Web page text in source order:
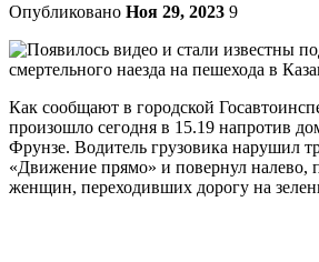
Опубликовано Ноя 29, 2023 9
Как сообщают в городской
произошло сегодня в 15.19 напротив
Фрунзе. Водитель грузовика нарушил
«Движение прямо» и повернул налево,
женщин, переходивших дорогу на